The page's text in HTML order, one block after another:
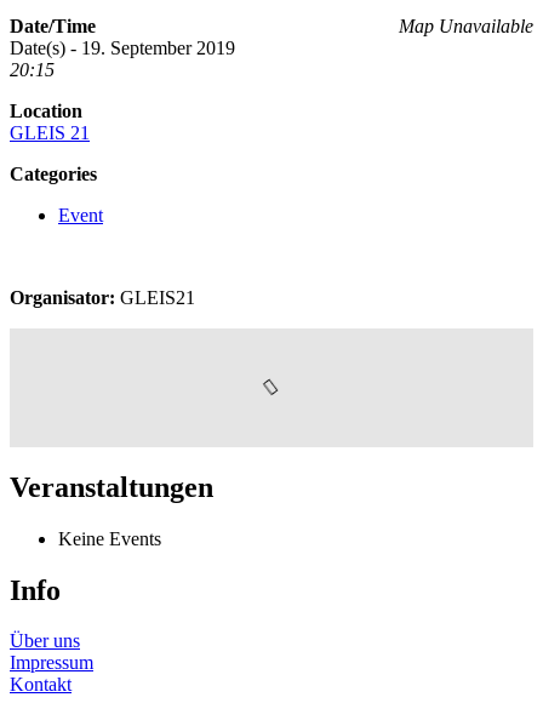
Map Unavailable
Date/Time
Date(s) - 19. September 2019
20:15
Location
GLEIS 21
Categories
Event
Organisator: GLEIS21
Veranstaltungen
Keine Events
Info
Über uns
Impressum
Kontakt